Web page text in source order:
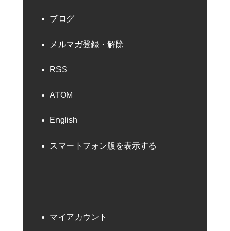
ブログ
メルマガ登録・解除
RSS
ATOM
English
スマートフォン版を表示する
マイアカウント